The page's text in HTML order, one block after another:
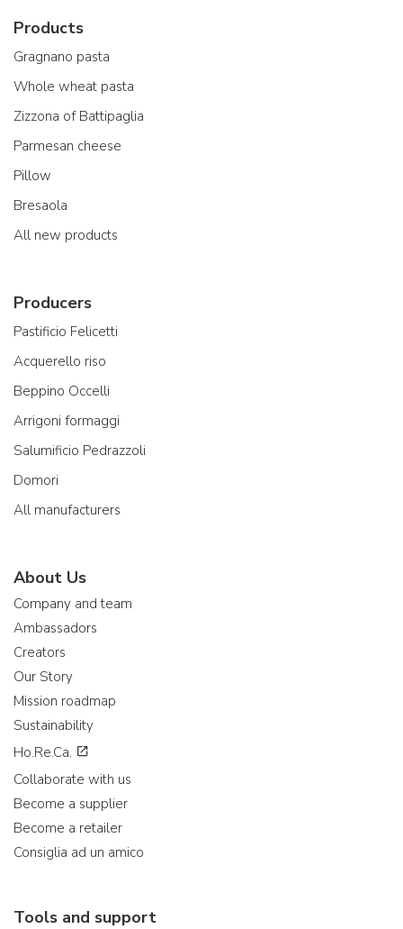
Products
Gragnano pasta
Whole wheat pasta
Zizzona of Battipaglia
Parmesan cheese
Pillow
Bresaola
All new products
Producers
Pastificio Felicetti
Acquerello riso
Beppino Occelli
Arrigoni formaggi
Salumificio Pedrazzoli
Domori
All manufacturers
About Us
Company and team
Ambassadors
Creators
Our Story
Mission roadmap
Sustainability
Ho.Re.Ca.
Collaborate with us
Become a supplier
Become a retailer
Consiglia ad un amico
Tools and support